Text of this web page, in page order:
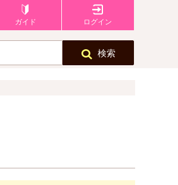
ガイド ログイン
検索